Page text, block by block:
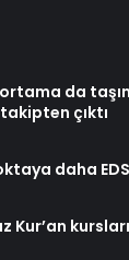
da
çıktı
daha
Kur’an